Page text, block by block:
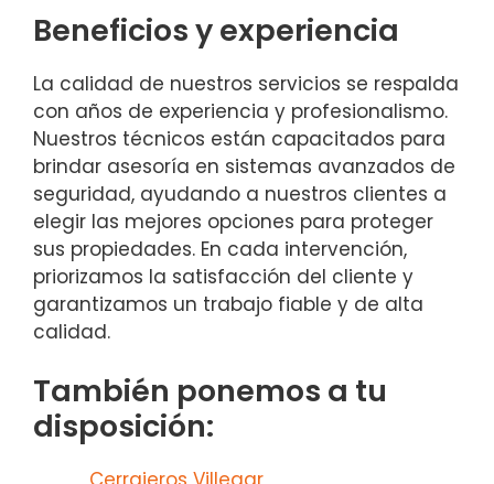
Beneficios y experiencia
La calidad de nuestros servicios se respalda
con años de experiencia y profesionalismo.
Nuestros técnicos están capacitados para
brindar asesoría en sistemas avanzados de
seguridad, ayudando a nuestros clientes a
elegir las mejores opciones para proteger
sus propiedades. En cada intervención,
priorizamos la satisfacción del cliente y
garantizamos un trabajo fiable y de alta
calidad.
También ponemos a tu
disposición: